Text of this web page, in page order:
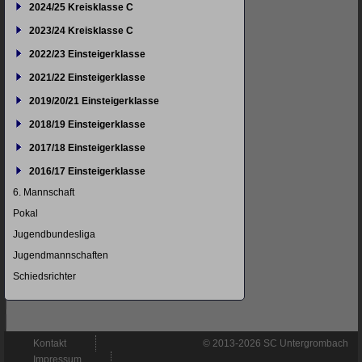
2024/25 Kreisklasse C
2023/24 Kreisklasse C
2022/23 Einsteigerklasse
2021/22 Einsteigerklasse
2019/20/21 Einsteigerklasse
2018/19 Einsteigerklasse
2017/18 Einsteigerklasse
2016/17 Einsteigerklasse
6. Mannschaft
Pokal
Jugendbundesliga
Jugendmannschaften
Schiedsrichter
© 2013-2026 SC Untergrombach
Navigation
überspringen
Kontakt
Impressum